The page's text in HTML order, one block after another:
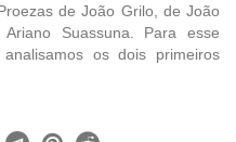
de João Grilo, de João
Suassuna. Para esse
os dois primeiros